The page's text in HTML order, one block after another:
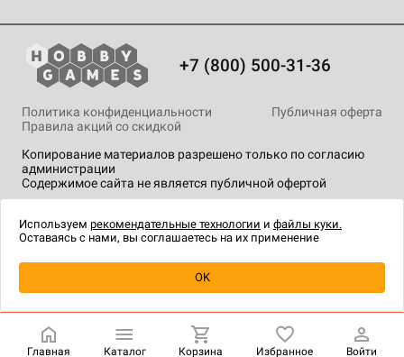
Уведомить о наличии
+7 (800) 500-31-36
Копирование материалов разрешено только по согласию
администрации
Содержимое сайта не является публичной офертой
Политика конфиденциальности
Публичная оферта
Правила акций со скидкой
технологии.
Главная Каталог Корзина Избранное Войти
Используем рекомендательные технологии и файлы куки.
Оставаясь с нами, вы соглашаетесь на их применение
OK